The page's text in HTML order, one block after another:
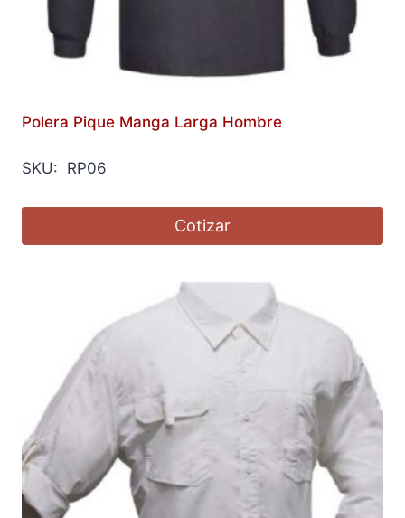
Polera Pique Manga Larga Hombre
SKU: RP06
Cotizar